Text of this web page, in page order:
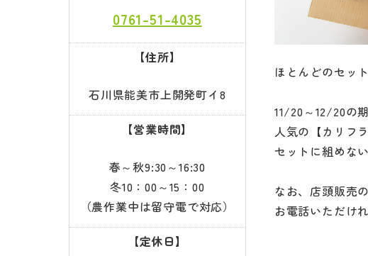
ほとんどのセッ
11/20～12/20の
人気の【カリフ
セットに組めな
なお、店頭販売
お電話いただけ
0761-51-4035
【住所】
石川県能美市上開発町イ8
【営業時間】
春～秋9:30～16:30
冬10：00～15：00
（農作業中は留守電で対応）
【定休日】